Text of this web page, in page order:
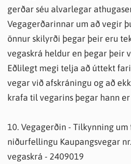
gerðar séu alvarlegar
Vegagerðarinnar um að vegir
önnur skilyrði þegar þeir eru
vegaskrá heldur en þegar þeir
Eðlilegt megi telja að úttekt
vegar við afskráningu og að
krafa til vegarins þegar hann
10. Vegagerðin - Tilkynning
niðurfellingu Kaupangsvegar
vegaskrá - 2409019